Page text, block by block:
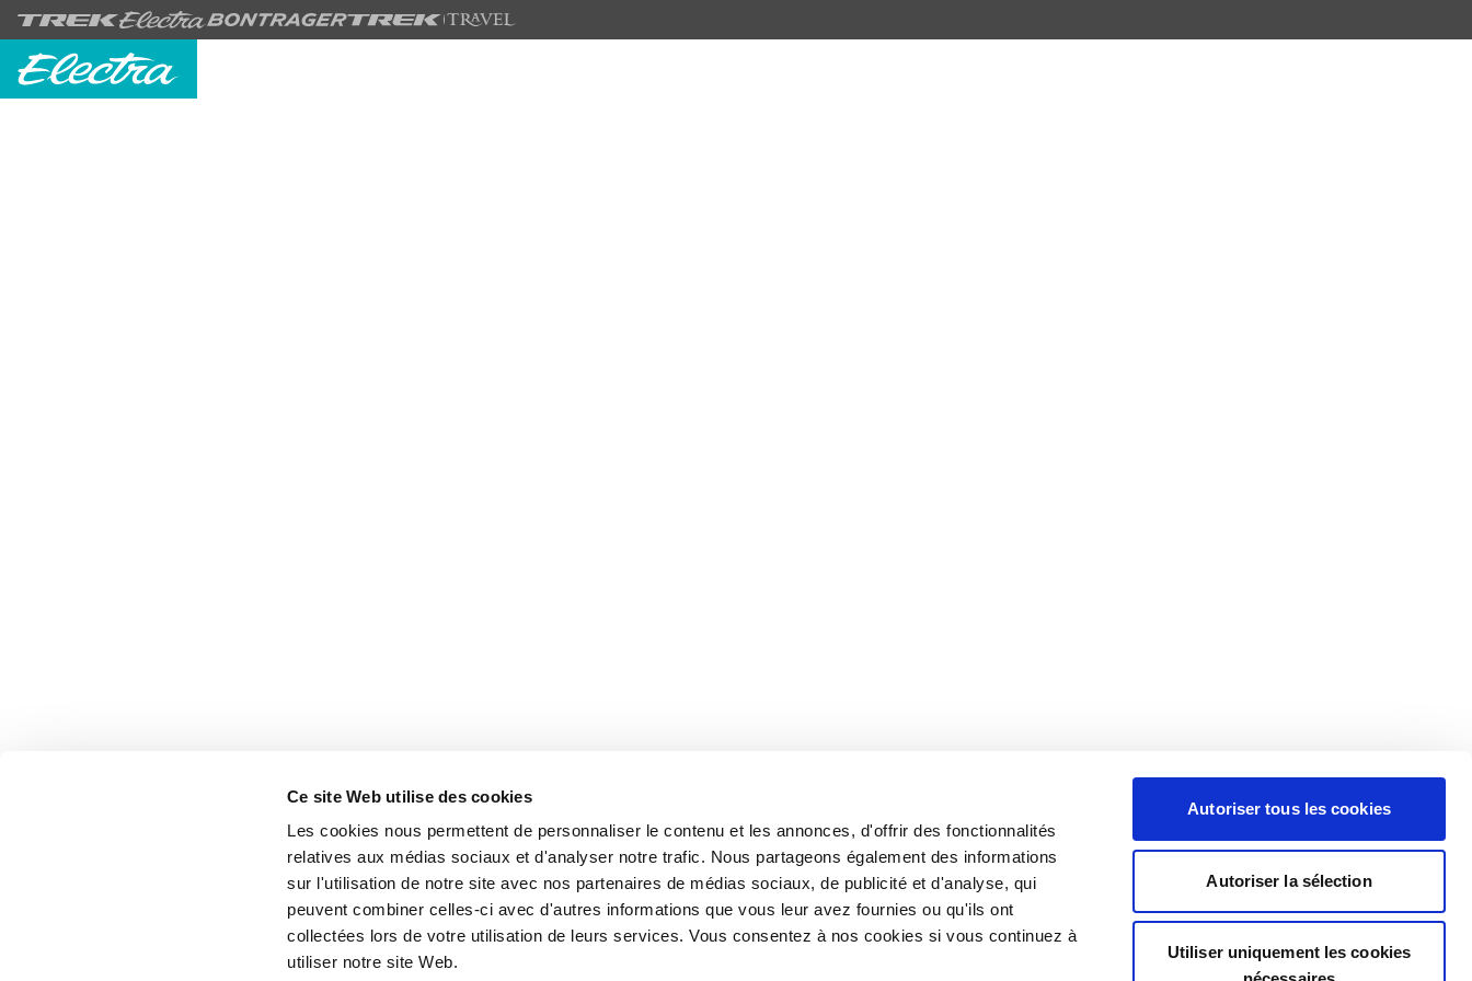
Ce site Web utilise des cookies
Les cookies nous permettent de personnaliser le contenu et les annonces, d'offrir des fonctionnalités
relatives aux médias sociaux et d'analyser notre trafic. Nous partageons également des informations
sur l'utilisation de notre site avec nos partenaires de médias sociaux, de publicité et d'analyse, qui
peuvent combiner celles-ci avec d'autres informations que vous leur avez fournies ou qu'ils ont
collectées lors de votre utilisation de leurs services. Vous consentez à nos cookies si vous continuez à
utiliser notre site Web.
Autoriser tous les cookies
Autoriser la sélection
Utiliser uniquement les cookies